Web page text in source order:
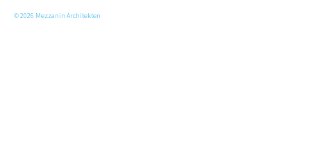
© 2026 Mezzanin Architekten